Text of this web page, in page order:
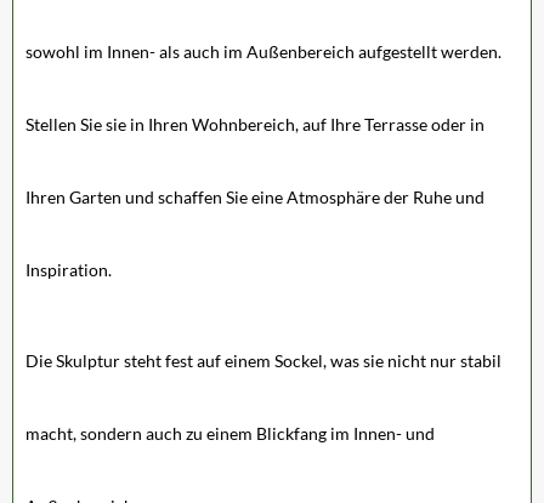
sowohl im Innen- als auch im Außenbereich aufgestellt werden.
Stellen Sie sie in Ihren Wohnbereich, auf Ihre Terrasse oder in
Ihren Garten und schaffen Sie eine Atmosphäre der Ruhe und
Inspiration.
Die Skulptur steht fest auf einem Sockel, was sie nicht nur stabil
macht, sondern auch zu einem Blickfang im Innen- und